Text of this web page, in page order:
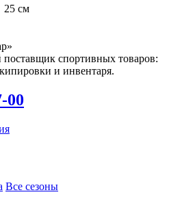
25 см
спортивных товаров:
и инвентаря.
00
Все сезоны